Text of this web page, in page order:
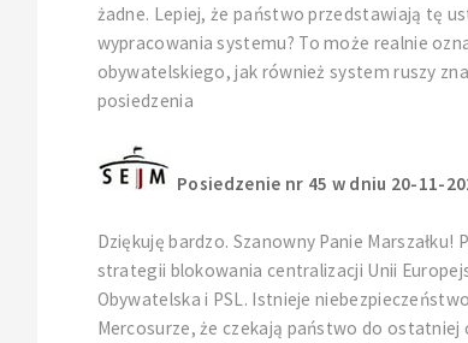
żadne. Lepiej, że państwo przedstawiają tę
wypracowania systemu? To może realnie
obywatelskiego, jak również system ruszy
posiedzenia
Posiedzenie nr 45 w dniu 20-11-
Dziękuję bardzo. Szanowny Panie
strategii blokowania centralizacji Unii
Obywatelska i PSL. Istnieje
Mercosurze, że czekają państwo do ostatniej